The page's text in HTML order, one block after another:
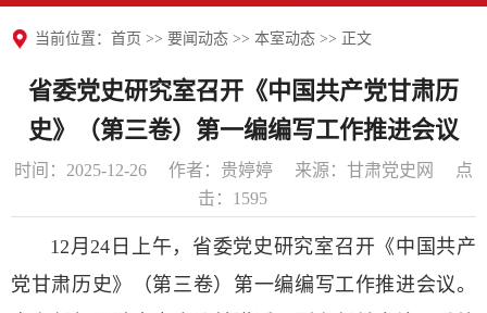
当前位置： 首页 >> 要闻动态 >> 本室动态 >> 正文
省委党史研究室召开《中国共产党甘肃历
史》（第三卷）第一编编写工作推进会议
时间：2025-12-26 作者：贵婷婷 来源：甘肃党史网
点
击： 1595
12月24日上午，省委党史研究室召开《中国共产
党甘肃历史》（第三卷）第一编编写工作推进会议。